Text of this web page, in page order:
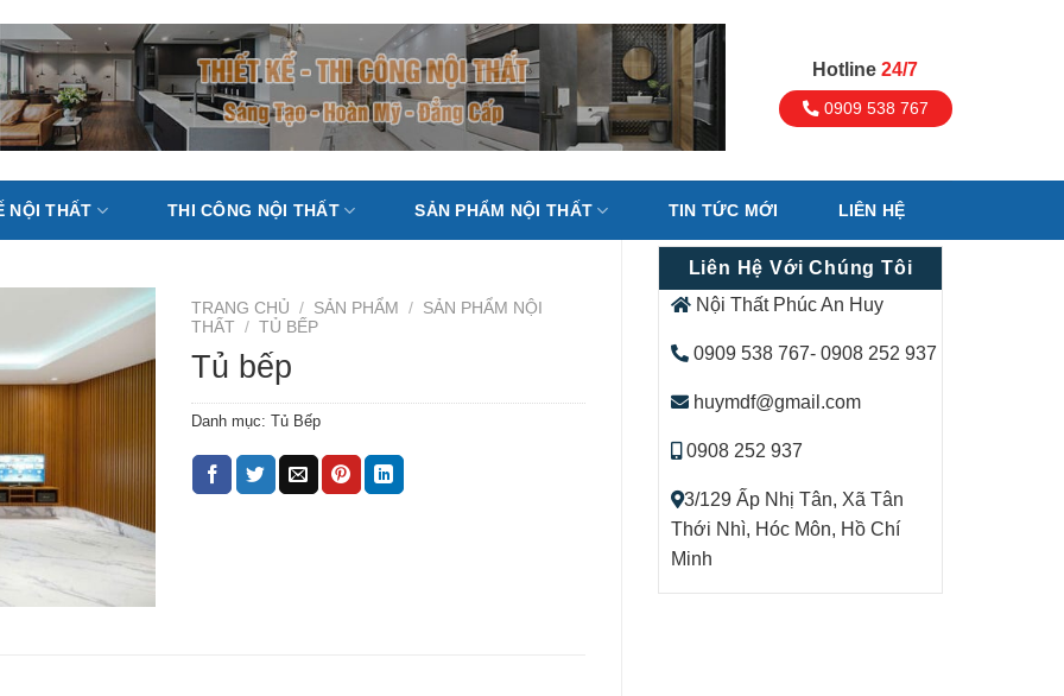
Hotline 24/7
0909 538 767
NỘI THẤT THI CÔNG NỘI THẤT SẢN PHẨM NỘI THẤT TIN TỨC MỚI LIÊN HỆ
Liên Hệ Với Chúng Tôi
Nội Thất Phúc An Huy
0909 538 767- 0908 252 937
huymdf@gmail.com
0908 252 937
3/129 Ấp Nhị Tân, Xã Tân
Thới Nhì, Hóc Môn, Hồ Chí
Minh
TRANG CHỦ / SẢN PHẨM / SẢN PHẨM NỘI
THẤT / TỦ BẾP
Tủ bếp
Danh mục: Tủ Bếp